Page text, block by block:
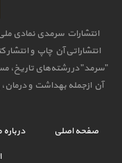
انتشارات سرمدی نمادی
انتشاراتی آن چاپ و انتشار
"سرمد" در رشته‌های تاریخ،
آن ازجمله بهداشت و درمان،
صفحه اصلی درباره